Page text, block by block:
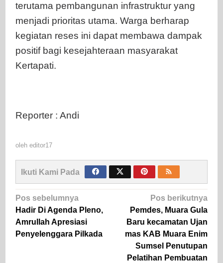
terutama pembangunan infrastruktur yang
menjadi prioritas utama. Warga berharap
kegiatan reses ini dapat membawa dampak
positif bagi kesejahteraan masyarakat
Kertapati.
Reporter : Andi
oleh editor17
Ikuti Kami Pada
Navigasi
pos
Pos sebelumnya
Hadir Di Agenda Pleno,
Amrullah Apresiasi
Penyelenggara Pilkada
Pos berikutnya
Pemdes, Muara Gula
Baru kecamatan Ujan
mas KAB Muara Enim
Sumsel Penutupan
Pelatihan Pembuatan